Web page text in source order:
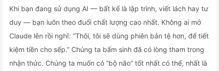
Khi bạn đang sử dụng AI — bất kể là lập trình, viết lách hay tư
duy — bạn luôn theo đuổi chất lượng cao nhất. Không ai mở
Claude lên rồi nghĩ: “Thôi, tôi sẽ dùng phiên bản tệ hơn, để tiết
kiệm tiền cho sếp.” Chúng ta bẩm sinh đã có lòng tham trong
nhận thức. Chúng ta muốn có “bộ não” tốt nhất có thể, nhất là